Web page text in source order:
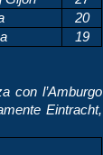
20
19
con l’Amburgo
Eintracht,